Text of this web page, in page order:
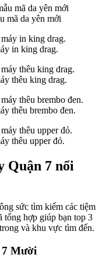
mã da yên mới
in king drag.
thêu king drag.
thêu brembo đen.
thêu upper đỏ.
Quận 7 nổi
sức tìm kiếm các tiệm
tổng hợp giúp bạn top 3
và khu vực tìm đến.
7 Mười